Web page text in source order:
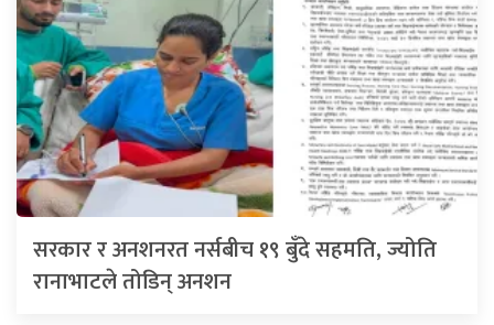
सरकार र अनशनरत नर्सबीच १९ बुँदे सहमति, ज्योति
रानाभाटले तोडिन् अनशन